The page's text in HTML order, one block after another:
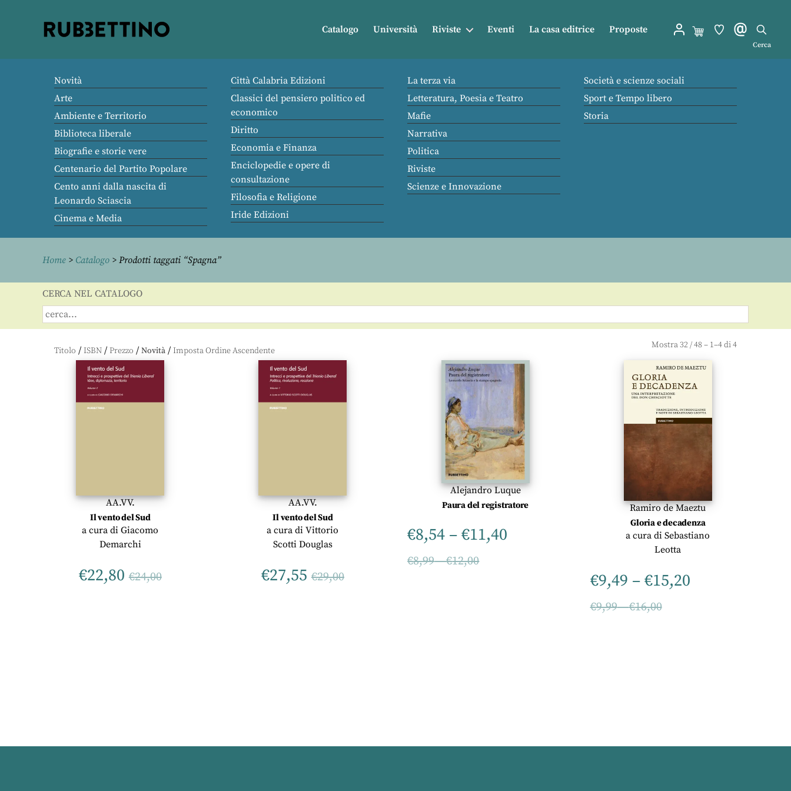
Catalogo Università Riviste Eventi La casa editrice Proposte
Cerca
Novità
Arte
Ambiente e Territorio
Biblioteca liberale
Biografie e storie vere
Centenario del Partito Popolare
Cento anni dalla nascita di
Leonardo Sciascia
Cinema e Media
Città Calabria Edizioni
Classici del pensiero politico ed
economico
Diritto
Economia e Finanza
Enciclopedie e opere di
consultazione
Filosofia e Religione
Iride Edizioni
La terza via
Letteratura, Poesia e Teatro
Mafie
Narrativa
Politica
Riviste
Scienze e Innovazione
Società e scienze sociali
Sport e Tempo libero
Storia
Home > Catalogo > Prodotti taggati “Spagna”
CERCA NEL CATALOGO
Titolo / ISBN / Prezzo / Novità / Mostra32/48– 1–4 di 4
AA.VV.
Il vento del Sud
a cura diGiacomo
Demarchi
€22,80 €24,00
AA.VV.
Il vento del Sud
a cura diVittorio
Scotti Douglas
€27,55 €29,00
Alejandro Luque
Paura del registratore
€8,54 –€11,40
€8,99–€12,00
Ramiro de Maeztu
Gloria e decadenza
a cura diSebastiano
Leotta
€9,49 – €15,20
€9,99–€16,00